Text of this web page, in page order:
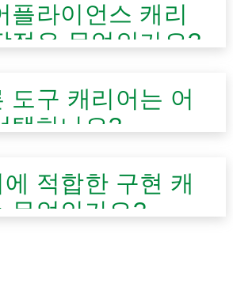
플라이언스 캐리
점은 무엇인가요?
도구 캐리어는 어
택하나요?
적합한 구현 캐
무엇인가요?